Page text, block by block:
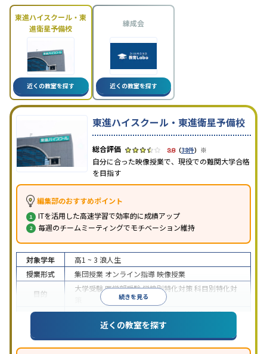
東進ハイスクール・東
進衛星予備校
近くの教室を探す
練成会
近くの教室を探す
東進ハイスクール・東進衛星予備校
3.8（38件） ※
自分に合った映像授業で、現役での難関大学合格
を目指す
編集部のおすすめポイント
ITを活用した高速学習で効率的に成績アップ
毎週のチームミーティングでモチベーション維持
続きを見る
対象学年 高1 ~ 3 浪人生
授業形式
集団授業 オンライン指導映像授業
目的
大学受験医学部受験学校別特化対策科目別特化対
特待生・奨学金制度あり授業の振替可能学習に
PC・タブレットを利用1科目から受講可能
習のみの受講可
※2024年6月調査。大学受験塾・予備校のアンケート調査方法を参照
近くの教室を探す